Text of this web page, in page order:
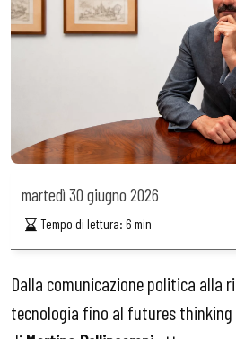
martedì 30 giugno 2026
Tempo di lettura:6 min
Dalla comunicazione politica alla
tecnologia fino al futures thinking